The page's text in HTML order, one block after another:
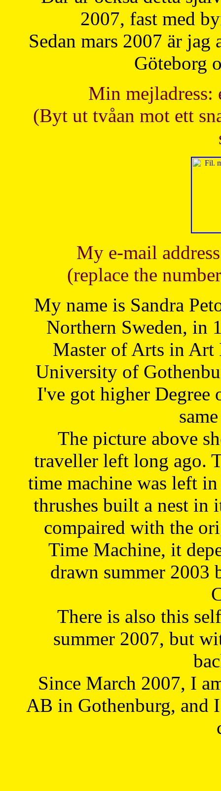
2007, fast med
Sedan mars 2007 är
Göteborg
Min mejladress:
(Byt ut tvåan mot ett
My e-mail
(replace the
My name is Sandra
Northern Sweden, in
Master of Arts in Art
University of
I've got higher Degree
The picture above
traveller left long ago.
time machine was left
thrushes built a nest in
compaired with the
Time Machine, it
drawn summer 2003
There is also this
summer 2007, but
Since March 2007, I
AB in Gothenburg, and